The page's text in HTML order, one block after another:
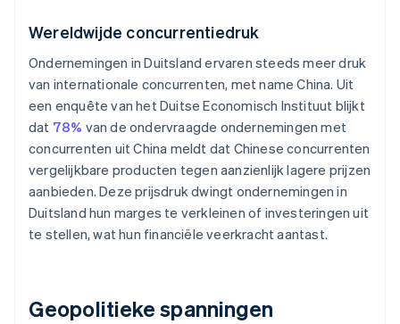
Wereldwijde concurrentiedruk
Ondernemingen in Duitsland ervaren steeds meer druk
van internationale concurrenten, met name China. Uit
een enquête van het Duitse Economisch Instituut blijkt
dat 78% van de ondervraagde ondernemingen met
concurrenten uit China meldt dat Chinese concurrenten
vergelijkbare producten tegen aanzienlijk lagere prijzen
aanbieden. Deze prijsdruk dwingt ondernemingen in
Duitsland hun marges te verkleinen of investeringen uit
te stellen, wat hun financiële veerkracht aantast.
Geopolitieke spanningen